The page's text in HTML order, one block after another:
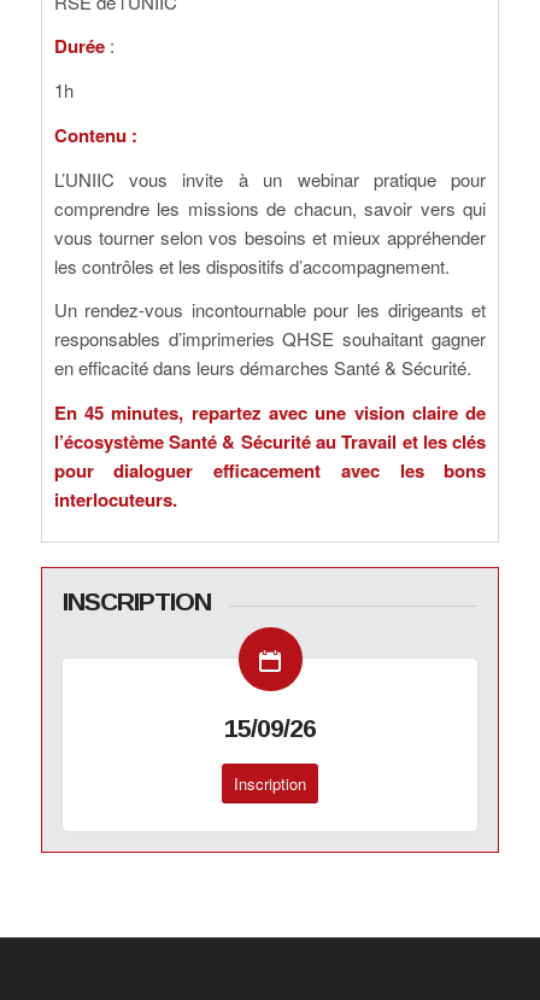
Durée :
1h
Contenu :
L’UNIIC vous invite à un webinar pratique pour
comprendre les missions de chacun, savoir vers qui
vous tourner selon vos besoins et mieux appréhender
les contrôles et les dispositifs d’accompagnement.
Un rendez-vous incontournable pour les dirigeants et
responsables d’imprimeries QHSE souhaitant gagner
en efficacité dans leurs démarches Santé & Sécurité.
En 45 minutes, repartez avec une vision claire de
l’écosystème Santé & Sécurité au Travail et les clés
pour dialoguer efficacement avec les bons
interlocuteurs.
INSCRIPTION
15/09/26
Inscription